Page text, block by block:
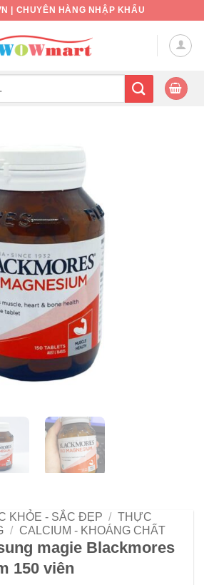
| CHUYÊN HÀNG NHẬP KHẨU
KHỎE - SẮC ĐẸP / THỰC
/ CALCIUM - KHOÁNG CHẤT
magie Blackmores
150 viên